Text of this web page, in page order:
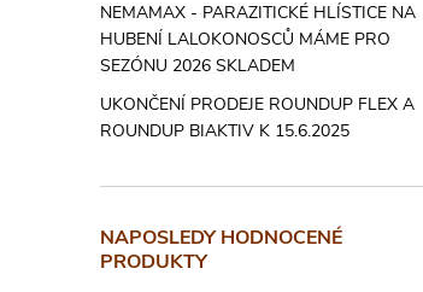
NEMAMAX - PARAZITICKÉ HLÍSTICE NA
HUBENÍ LALOKONOSCŮ MÁME PRO
SEZÓNU 2026 SKLADEM
UKONČENÍ PRODEJE ROUNDUP FLEX A
ROUNDUP BIAKTIV K 15.6.2025
NAPOSLEDY HODNOCENÉ
PRODUKTY